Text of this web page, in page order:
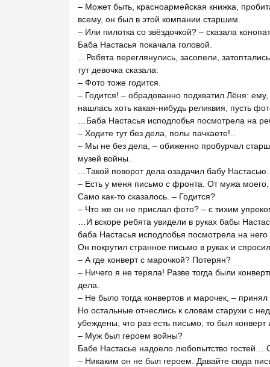
– Может быть, красноармейская книжка,
всему, он был в этой компании старшим.
– Или пилотка со звёздочкой? – сказала
Баба Настасья покачала головой.
…Ребята переглянулись, засопели,
тут девочка сказала:
– Фото тоже годится.
– Годится! – обрадованно подхватил Лёня:
нашлась хоть какая-нибудь реликвия, пусть
…Баба Настасья исподлобья посмотрела на
– Ходите тут без дела, полы пачкаете!..
– Мы не без дела, – обиженно пробурчал
музей войны.
…Такой поворот дела озадачил бабу
– Есть у меня письмо с фронта. От мужа
Само как-то сказалось. – Годится?
– Что же он не прислал фото? – с тихим
…И вскоре ребята увидели в руках бабы
баба Настасья исподлобья посмотрела на
Он покрутил странное письмо в руках и
– А где конверт с марочкой? Потерян?
– Ничего я не теряла! Разве тогда были
дела.
– Не было тогда конвертов и марочек, –
Но остальные отнеслись к словам старухи с
убеждены, что раз есть письмо, то был
– Муж был героем войны?
Бабе Настасье надоело любопытство гостей…
– Никаким он не был героем. Давайте сюда